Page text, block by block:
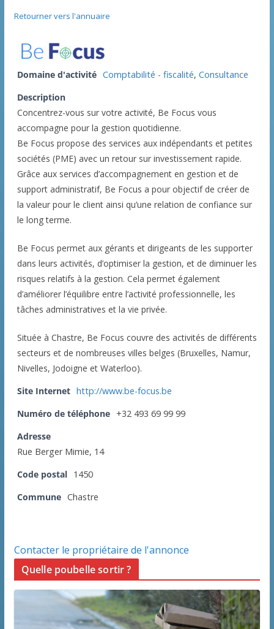
Retourner vers l'annuaire
Domaine d'activité Comptabilité - fiscalité, Consultance
Description
Concentrez-vous sur votre activité, Be Focus vous
accompagne pour la gestion quotidienne.
Be Focus propose des services aux indépendants et petites
sociétés (PME) avec un retour sur investissement rapide.
Grâce aux services d’accompagnement en gestion et de
support administratif, Be Focus a pour objectif de créer de
la valeur pour le client ainsi qu’une relation de confiance sur
le long terme.
Be Focus permet aux gérants et dirigeants de les supporter
dans leurs activités, d’optimiser la gestion, et de diminuer les
risques relatifs à la gestion. Cela permet également
d’améliorer l’équilibre entre l’activité professionnelle, les
tâches administratives et la vie privée.
Située à Chastre, Be Focus couvre des activités de différents
secteurs et de nombreuses villes belges (Bruxelles, Namur,
Nivelles, Jodoigne et Waterloo).
Site Internet http://www.be-focus.be
Numéro de téléphone +32 493 69 99 99
Adresse
Rue Berger Mimie, 14
Code postal 1450
Commune Chastre
Contacter le propriétaire de l'annonce
Quelle poubelle sortir ?